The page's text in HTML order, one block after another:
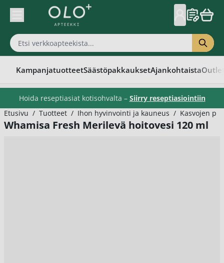
Skip to Content
KampanjatuotteetSäästöpakkauksetAjankohtaista
Hoida reseptiasiat kotisohvalta – Siirry reseptiasiointiin
Etusivu / Tuotteet / Ihon hyvinvointi ja kauneus / Kasvojen
Whamisa Fresh Merilevä hoitovesi 120 ml